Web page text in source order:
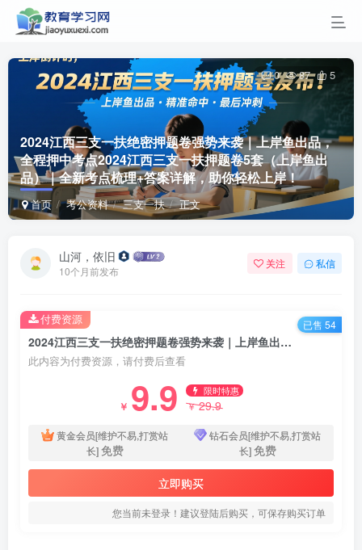
2024江西三支一扶绝密押题卷强势来袭｜上岸鱼出品，
全程押中考点2024江西三支一扶押题卷5套（上岸鱼出
品）｜全新考点梳理+答案详解，助你轻松上岸！
首页 考公资料 三支一扶 正文
0 87 5
山河，依旧
10个月前发布
关注 私信
2024江西三支一扶绝密押题卷强势来袭｜上岸鱼出品，全程押中考点2024江西三支一扶押题卷5套（上岸鱼出品）｜全新考点梳理+答案详解，助你轻松上岸！
此内容为付费资源，请付费后查看
￥ 9.9 限时特惠
￥29.9
黄金会员[维护不易,打赏站
长] 免费
钻石会员[维护不易,打赏站
长] 免费
立即购买
您当前未登录！建议登陆后购买，可保存购买订单
付费资源 已售 54